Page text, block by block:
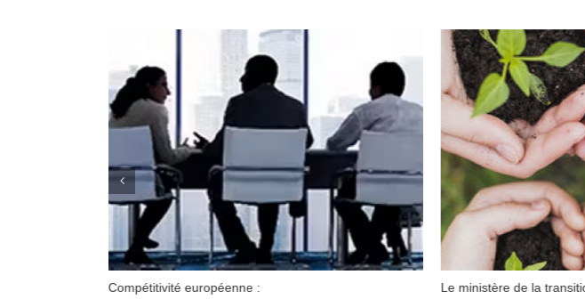
Compétitivité européenne :
Le ministère de la